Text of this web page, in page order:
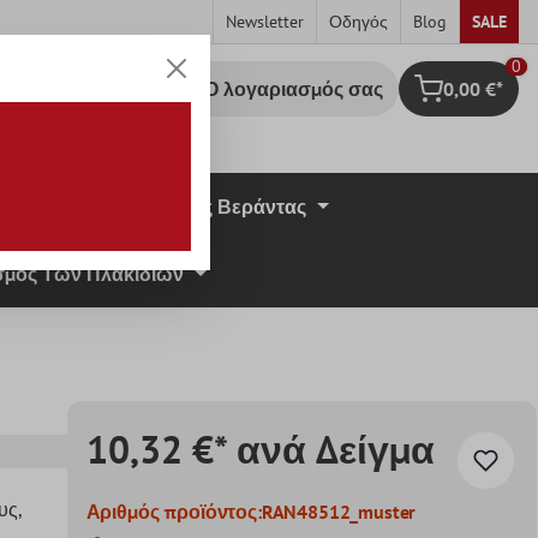
Newsletter Οδηγός Blog SALE
Ο λογαριασμός σας Καλάθι
0
0,00 €*
Πλάκες Βεράντας
Των Πλακιδίων
,
10,32 €* ανά Δείγμα
Αριθμός προϊόντος:RAN48512_muster